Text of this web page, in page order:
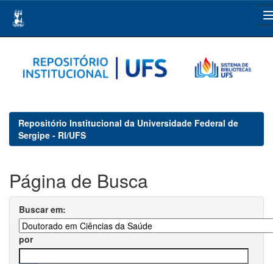
navigation
Repositório Institucional da Universidade Federal de
Sergipe - RI/UFS
Página de Busca
Buscar em:
por